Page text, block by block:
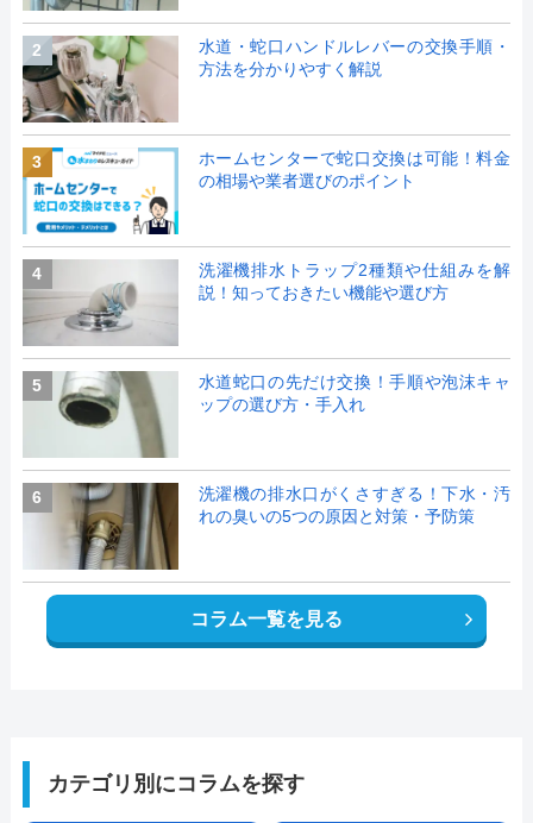
2
水道・蛇口ハンドルレバーの交換手順・
方法を分かりやすく解説
3
ホームセンターで蛇口交換は可能！料金
の相場や業者選びのポイント
4
洗濯機排水トラップ2種類や仕組みを解
説！知っておきたい機能や選び方
5
水道蛇口の先だけ交換！手順や泡沫キャ
ップの選び方・手入れ
6
洗濯機の排水口がくさすぎる！下水・汚
れの臭いの5つの原因と対策・予防策
コラム一覧を見る
カテゴリ別にコラムを探す